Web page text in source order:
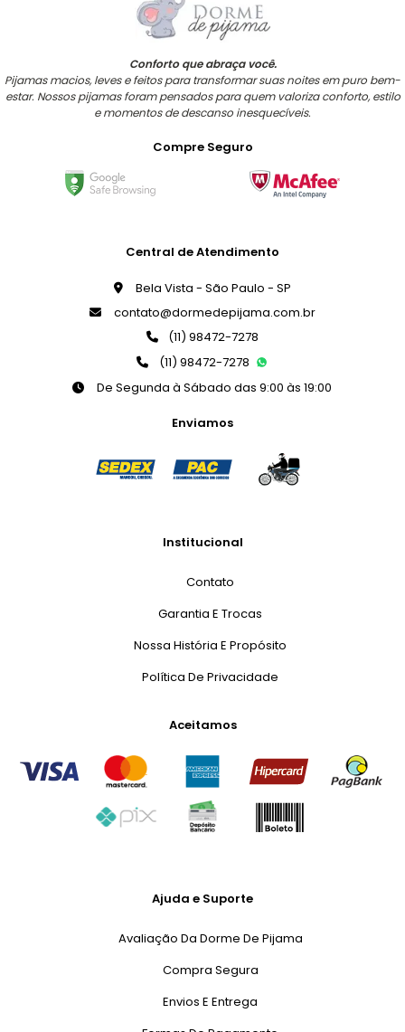
Conforto que abraça você.
Pijamas macios, leves e feitos para transformar suas noites em puro bem-
estar. Nossos pijamas foram pensados para quem valoriza conforto, estilo
e momentos de descanso inesquecíveis.
Compre Seguro
Central de Atendimento
Bela Vista - São Paulo - SP
contato@dormedepijama.com.br
(11) 98472-7278
(11) 98472-7278
De Segunda à Sábado das 9:00 às 19:00
Enviamos
Institucional
Contato
Garantia E Trocas
Nossa História E Propósito
Política De Privacidade
Aceitamos
Ajuda e Suporte
Avaliação Da Dorme De Pijama
Compra Segura
Envios E Entrega